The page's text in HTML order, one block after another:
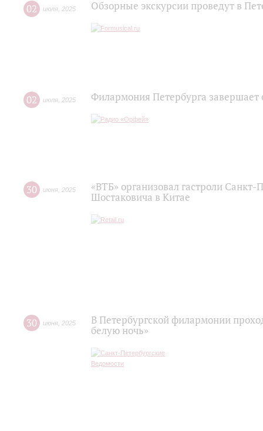
02 июля 2025 Обзорные экскурсии проведут в
02 июля 2025 Филармония Петербурга завершает
30 июня 2025
«ВТБ» организовал гастроли
Шостаковича в Китае
30 июня 2025
В Петербургской филармонии
белую ночь»